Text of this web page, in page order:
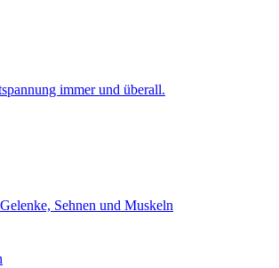
immer und überall.
Sehnen und Muskeln